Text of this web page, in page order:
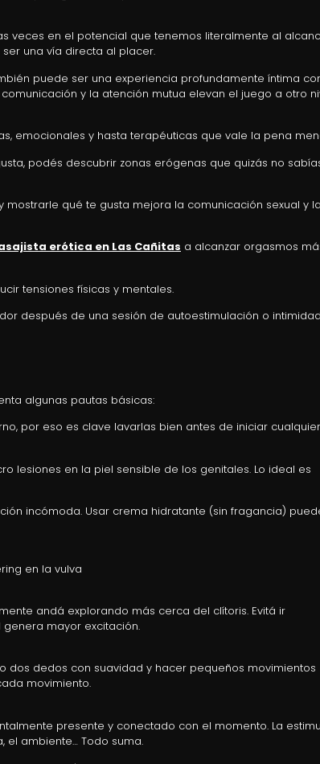
veces en el potencial que tenemos literalmente al
una vía directa al placer.
puede ser una experiencia profundamente íntima
y la atención mutua elevan el juego a otro
emocionales y hasta terapéuticas que vale la pena
podés descubrir zonas erógenas que quizás no
mostrarle qué te gusta mejora la comunicación sexual y la
erótica en Las Cañitas a alcanzar orgasmos
tensiones físicas y mentales.
después de una sesión de autoestimulación o intimidad
algunas pautas básicas:
por eso es clave lavarlas bien antes de iniciar
lesiones en la piel sensible de los genitales. Lo ideal es
incómoda. Usar crema hidratante (sin fragancia)
en la vulva
andá explorando más cerca del clítoris. Evitá ir
mayor excitación.
dos dedos con suavidad y hacer pequeños movimientos
movimiento.
presente y conectado con el momento. La
el ambiente… Todo suma.